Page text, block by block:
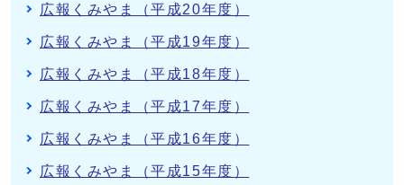
広報くみやま（平成20年度）
広報くみやま（平成19年度）
広報くみやま（平成18年度）
広報くみやま（平成17年度）
広報くみやま（平成16年度）
広報くみやま（平成15年度）